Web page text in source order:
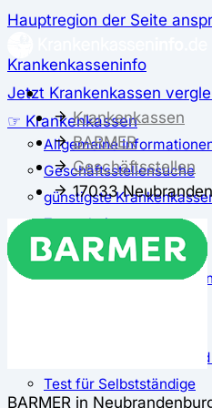
Hauptregion der Seite
Krankenkasseninfo
Jetzt Krankenkassen
☞ Krankenkassen
Allgemeine
Geschäftsstellensuche
günstigste
Zusatzbeitrag
✅ Krankenkassen Test
Der große
Test für Schwangere
Test für Selbstständige
Krankenkassen
BARMER
Geschäftsstellen
17033
BARMER in